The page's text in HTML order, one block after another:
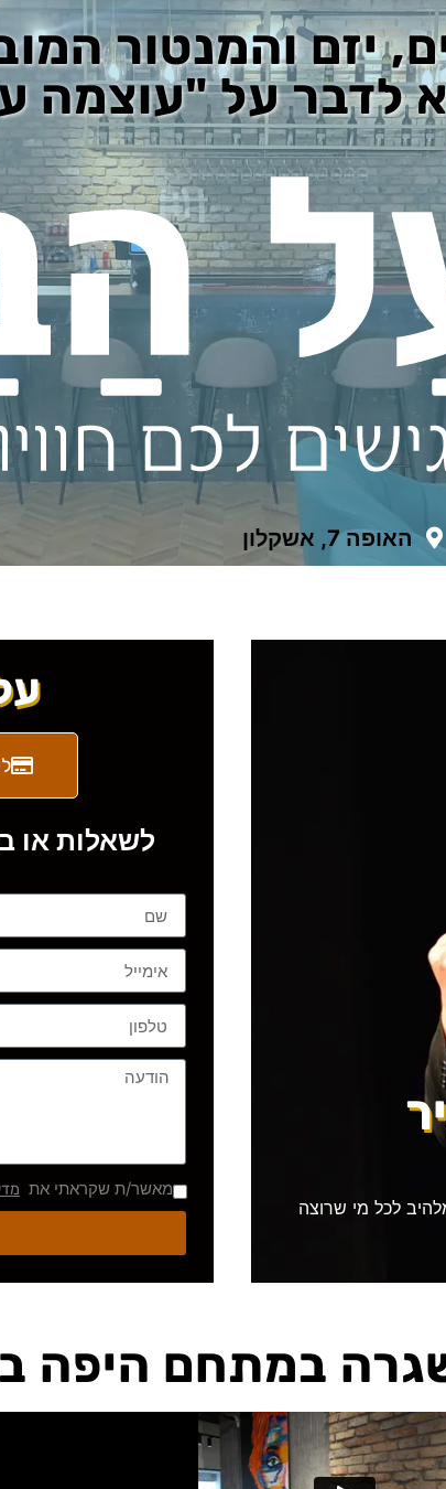
יזם והמנטור
לדבר על "עוצמה
האופה 7, אשקלון
לכל מי שרוצה
לשאלות או
מאשר/ת שקראתי את
במתחם היפה